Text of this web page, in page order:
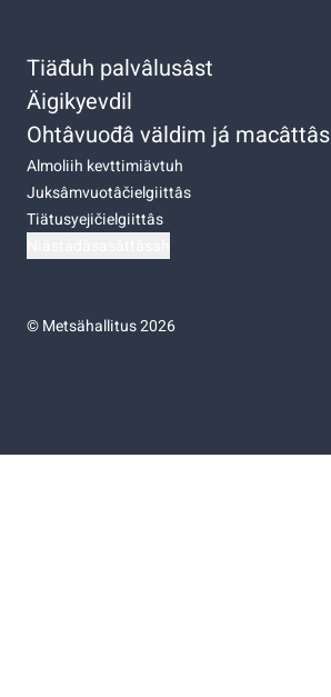
Tiäđuh palvâlusâst
Äigikyevdil
Ohtâvuođâ väldim já macâttâs
Almoliih kevttimiävtuh
Juksâmvuotâčielgiittâs
Tiätusyejičielgiittâs
©Metsähallitus 2026